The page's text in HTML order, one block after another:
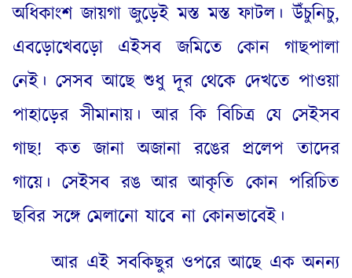
অধিকাংশ জায়গা জুড়েই মস্ত মস্ত ফাটল। উঁচুনিচু,
এবড়োখেবড়ো এইসব জমিতে কোন গাছপালা
নেই । সেসব আছে শুধু দূর থেকে দেখতে পাওয়া
পাহাড়ের সীমানায়। আর কি বিচিত্র যে সেইসব
গাছ!কত জানা অজানা রঙের প্রলেপ তাদের
গায়ে । সেইসব রঙ আর আকৃতি কোন পরিচিত
ছবির সঙ্গে মেলানো যাবে না কোনভাবেই ।
আর এই সবকিছুর ওপরে আছে এক অনন্য